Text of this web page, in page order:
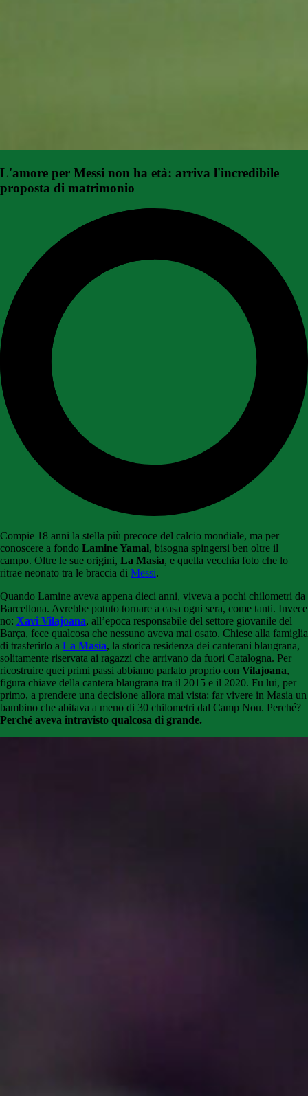
L'amore per Messi non ha età: arriva l'incredibile
proposta di matrimonio
Compie 18 anni la stella più precoce del calcio mondiale, ma per
conoscere a fondo Lamine Yamal, bisogna spingersi ben oltre il
campo. Oltre le sue origini, La Masia, e quella vecchia foto che lo
ritrae neonato tra le braccia di Messi.
Quando Lamine aveva appena dieci anni, viveva a pochi chilometri da
Barcellona. Avrebbe potuto tornare a casa ogni sera, come tanti. Invece
no: Xavi Vilajoana, all’epoca responsabile del settore giovanile del
Barça, fece qualcosa che nessuno aveva mai osato. Chiese alla famiglia
di trasferirlo a La Masia, la storica residenza dei canterani blaugrana,
solitamente riservata ai ragazzi che arrivano da fuori Catalogna. Per
ricostruire quei primi passi abbiamo parlato proprio con Vilajoana,
figura chiave della cantera blaugrana tra il 2015 e il 2020. Fu lui, per
primo, a prendere una decisione allora mai vista: far vivere in Masia un
bambino che abitava a meno di 30 chilometri dal Camp Nou. Perché?
Perché aveva intravisto qualcosa di grande.